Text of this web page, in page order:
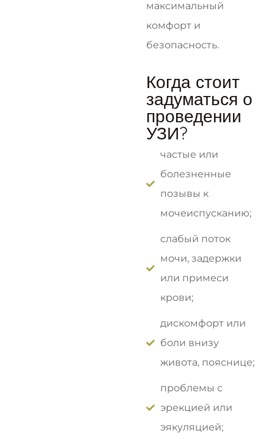
максимальный
комфорт и
безопасность.
Когда стоит
задуматься о
проведении
УЗИ?
частые или
болезненные
позывы к
мочеиспусканию;
слабый поток
мочи, задержки
или примеси
крови;
дискомфорт или
боли внизу
живота, пояснице;
проблемы с
эрекцией или
эякуляцией;